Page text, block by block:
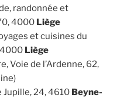
randonnée et
4000 Liège
et cuisines du
4000 Liège
Voie de l’Ardenne, 62,
Jupille, 24, 4610 Beyne-